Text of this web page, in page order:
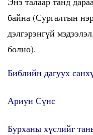
байна (Сургалтын
дэлгэрэнгүй
болно).
Библийн дагуух
Ариун Сүнс
Бурханы хүслийг